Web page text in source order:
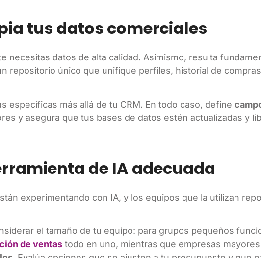
tus datos comerciales
necesitas datos de alta calidad. Asimismo, resulta
repositorio único que unifique perfiles, historial de
específicas más allá de tu CRM. En todo caso, define
y asegura que tus bases de datos estén actualizadas y
de IA adecuada
experimentando con IA, y los equipos que la utilizan
el tamaño de tu equipo: para grupos pequeños
de ventas todo en uno, mientras que empresas mayores